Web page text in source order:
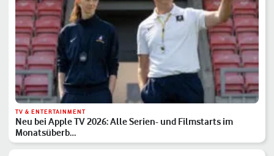
TV & ENTERTAINMENT
Neu bei Apple TV 2026: Alle Serien- und Filmstarts im
Monatsüberb…